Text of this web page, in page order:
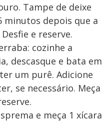
Tampe de deixe
minutos depois que a
e reserve.
cozinhe a
descasque e bata em
um purê. Adicione
se necessário. Meça
e meça 1 xícara